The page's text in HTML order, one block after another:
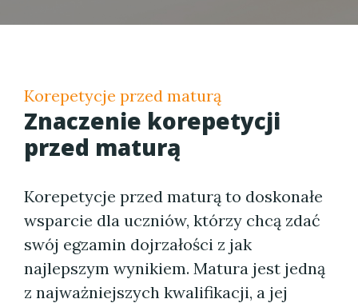
Korepetycje przed maturą
Znaczenie korepetycji
przed maturą
Korepetycje przed maturą to doskonałe
wsparcie dla uczniów, którzy chcą zdać
swój egzamin dojrzałości z jak
najlepszym wynikiem. Matura jest jedną
z najważniejszych kwalifikacji, a jej